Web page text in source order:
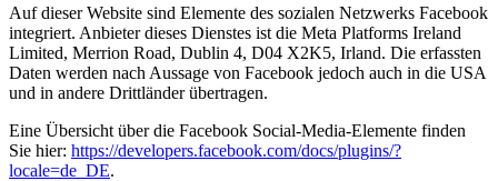
Auf dieser Website sind Elemente des sozialen Netzwerks Facebook
integriert. Anbieter dieses Dienstes ist die Meta Platforms Ireland
Limited, Merrion Road, Dublin 4, D04 X2K5, Irland. Die erfassten
Daten werden nach Aussage von Facebook jedoch auch in die USA
und in andere Drittländer übertragen.
Eine Übersicht über die Facebook Social-Media-Elemente finden
Sie hier: https://developers.facebook.com/docs/plugins/?
locale=de_DE.